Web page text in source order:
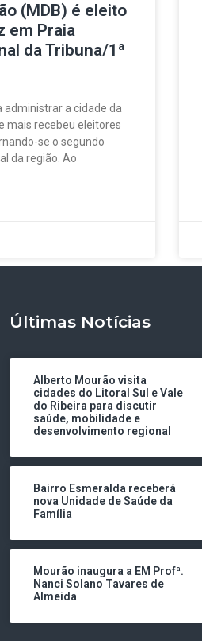
(MDB) é eleito
em Praia
da Tribuna/1ª
administrar a cidade da
mais recebeu eleitores
se o segundo
da região. Ao
Últimas Notícias
Alberto Mourão visita
cidades do Litoral Sul e Vale
do Ribeira para discutir
saúde, mobilidade e
desenvolvimento regional
Bairro Esmeralda receberá
nova Unidade de Saúde da
Família
Mourão inaugura a EM Profª.
Nanci Solano Tavares de
Almeida